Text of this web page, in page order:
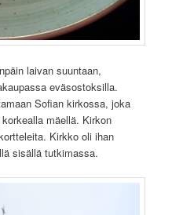
laivan suuntaan,
eväsostoksilla.
Sofian kirkossa, joka
mäellä. Kirkon
Kirkko oli ihan
sisällä tutkimassa.